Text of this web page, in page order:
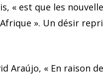
« est que les
». Un désir
Araújo, « En raison